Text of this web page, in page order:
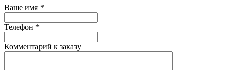
Ваше имя *
Телефон *
Комментарий к заказу